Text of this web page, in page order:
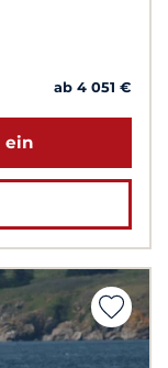
ab 4 051 €
ein